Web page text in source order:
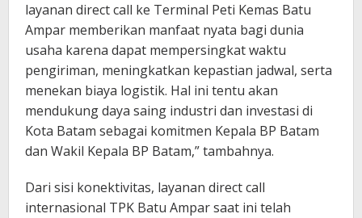
layanan direct call ke Terminal Peti Kemas Batu
Ampar memberikan manfaat nyata bagi dunia
usaha karena dapat mempersingkat waktu
pengiriman, meningkatkan kepastian jadwal, serta
menekan biaya logistik. Hal ini tentu akan
mendukung daya saing industri dan investasi di
Kota Batam sebagai komitmen Kepala BP Batam
dan Wakil Kepala BP Batam,” tambahnya.
Dari sisi konektivitas, layanan direct call
internasional TPK Batu Ampar saat ini telah